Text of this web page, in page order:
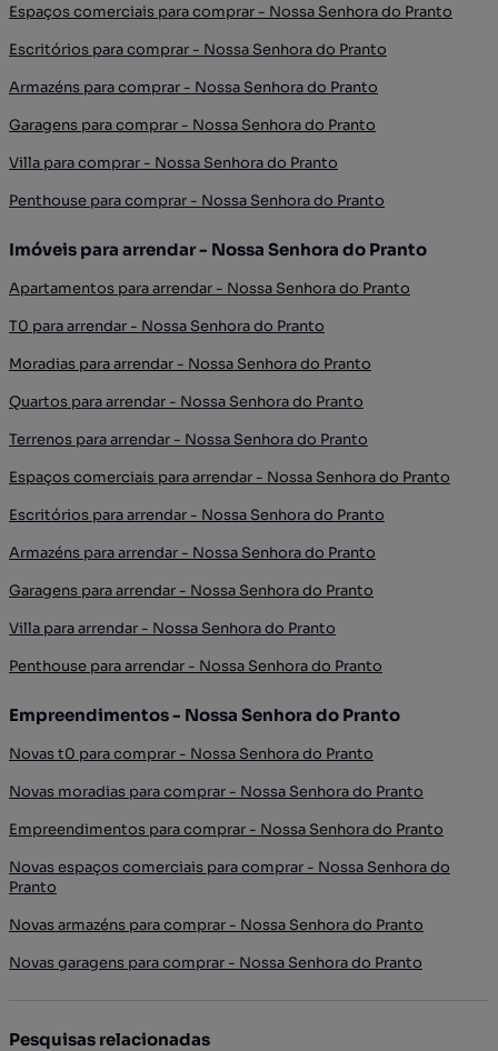
Espaços comerciais para comprar - Nossa Senhora do Pranto
Escritórios para comprar - Nossa Senhora do Pranto
Armazéns para comprar - Nossa Senhora do Pranto
Garagens para comprar - Nossa Senhora do Pranto
Villa para comprar - Nossa Senhora do Pranto
Penthouse para comprar - Nossa Senhora do Pranto
Imóveis para arrendar - Nossa Senhora do Pranto
Apartamentos para arrendar - Nossa Senhora do Pranto
T0 para arrendar - Nossa Senhora do Pranto
Moradias para arrendar - Nossa Senhora do Pranto
Quartos para arrendar - Nossa Senhora do Pranto
Terrenos para arrendar - Nossa Senhora do Pranto
Espaços comerciais para arrendar - Nossa Senhora do Pranto
Escritórios para arrendar - Nossa Senhora do Pranto
Armazéns para arrendar - Nossa Senhora do Pranto
Garagens para arrendar - Nossa Senhora do Pranto
Villa para arrendar - Nossa Senhora do Pranto
Penthouse para arrendar - Nossa Senhora do Pranto
Empreendimentos - Nossa Senhora do Pranto
Novas t0 para comprar - Nossa Senhora do Pranto
Novas moradias para comprar - Nossa Senhora do Pranto
Empreendimentos para comprar - Nossa Senhora do Pranto
Novas espaços comerciais para comprar - Nossa Senhora do
Pranto
Novas armazéns para comprar - Nossa Senhora do Pranto
Novas garagens para comprar - Nossa Senhora do Pranto
Pesquisas relacionadas